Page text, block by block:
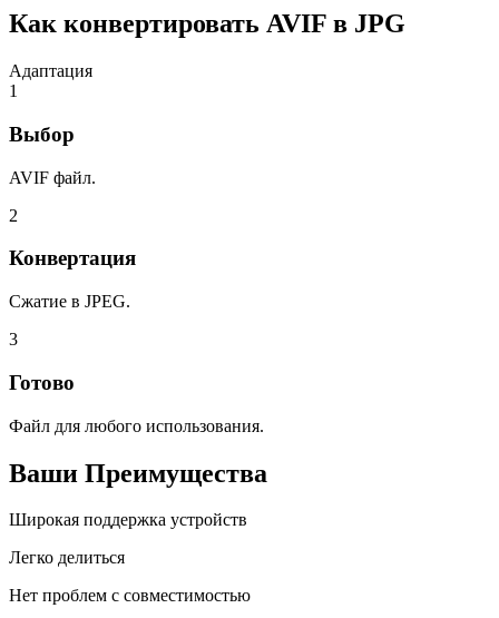
Как конвертировать AVIF в JPG
Адаптация
1
Выбор
AVIF файл.
2
Конвертация
Сжатие в JPEG.
3
Готово
Файл для любого использования.
Ваши Преимущества
Широкая поддержка устройств
Легко делиться
Нет проблем с совместимостью